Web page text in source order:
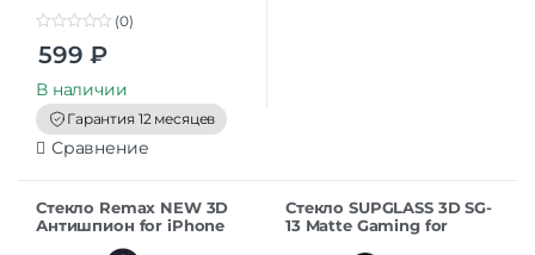
o
t
o
f
5
(0)
599 ₽
В наличии
Гарантия 12 месяцев
Сравнение
Стекло Remax NEW 3D
Антишпион for iPhone
Стекло SUPGLASS 3D SG-
13 Matte Gaming for